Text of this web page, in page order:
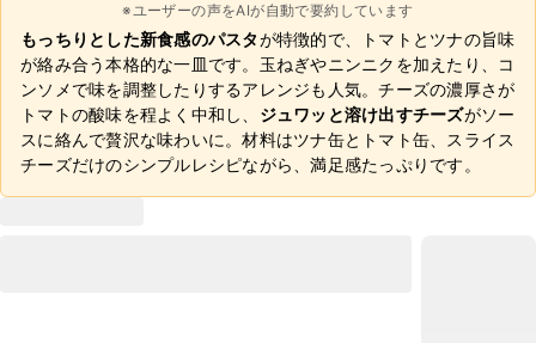
※ユーザーの声をAIが自動で要約しています
もっちりとした新食感のパスタが特徴的で、トマトとツナの旨味
が絡み合う本格的な一皿です。玉ねぎやニンニクを加えたり、コ
ンソメで味を調整したりするアレンジも人気。チーズの濃厚さが
トマトの酸味を程よく中和し、 ジュワッと溶け出すチーズがソー
スに絡んで贅沢な味わいに。材料はツナ缶とトマト缶、スライス
チーズだけのシンプルレシピながら、満足感たっぷりです。